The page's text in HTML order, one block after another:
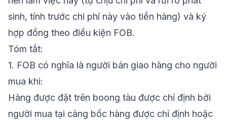
sinh, tính trước chi phí này vào tiền hàng) và ký
hợp đồng theo điều kiện FOB.
Tóm tắt:
1. FOB có nghĩa là người bán giao hàng cho người
mua khi:
Hàng được đặt trên boong tàu được chỉ định bởi
người mua tại cảng bốc hàng được chỉ định hoặc